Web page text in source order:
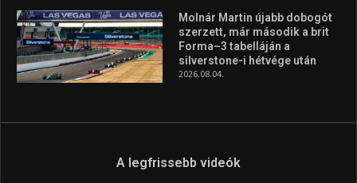
Molnár Martin újabb dobogót
szerzett, már második a brit
Forma–3 tabelláján a
silverstone-i hétvége után
2026.08.04.
A legfrissebb videók